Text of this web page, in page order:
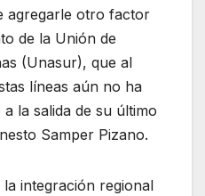
agregarle otro factor
de la Unión de
(Unasur), que al
líneas aún no ha
la salida de su último
Samper Pizano.
integración regional